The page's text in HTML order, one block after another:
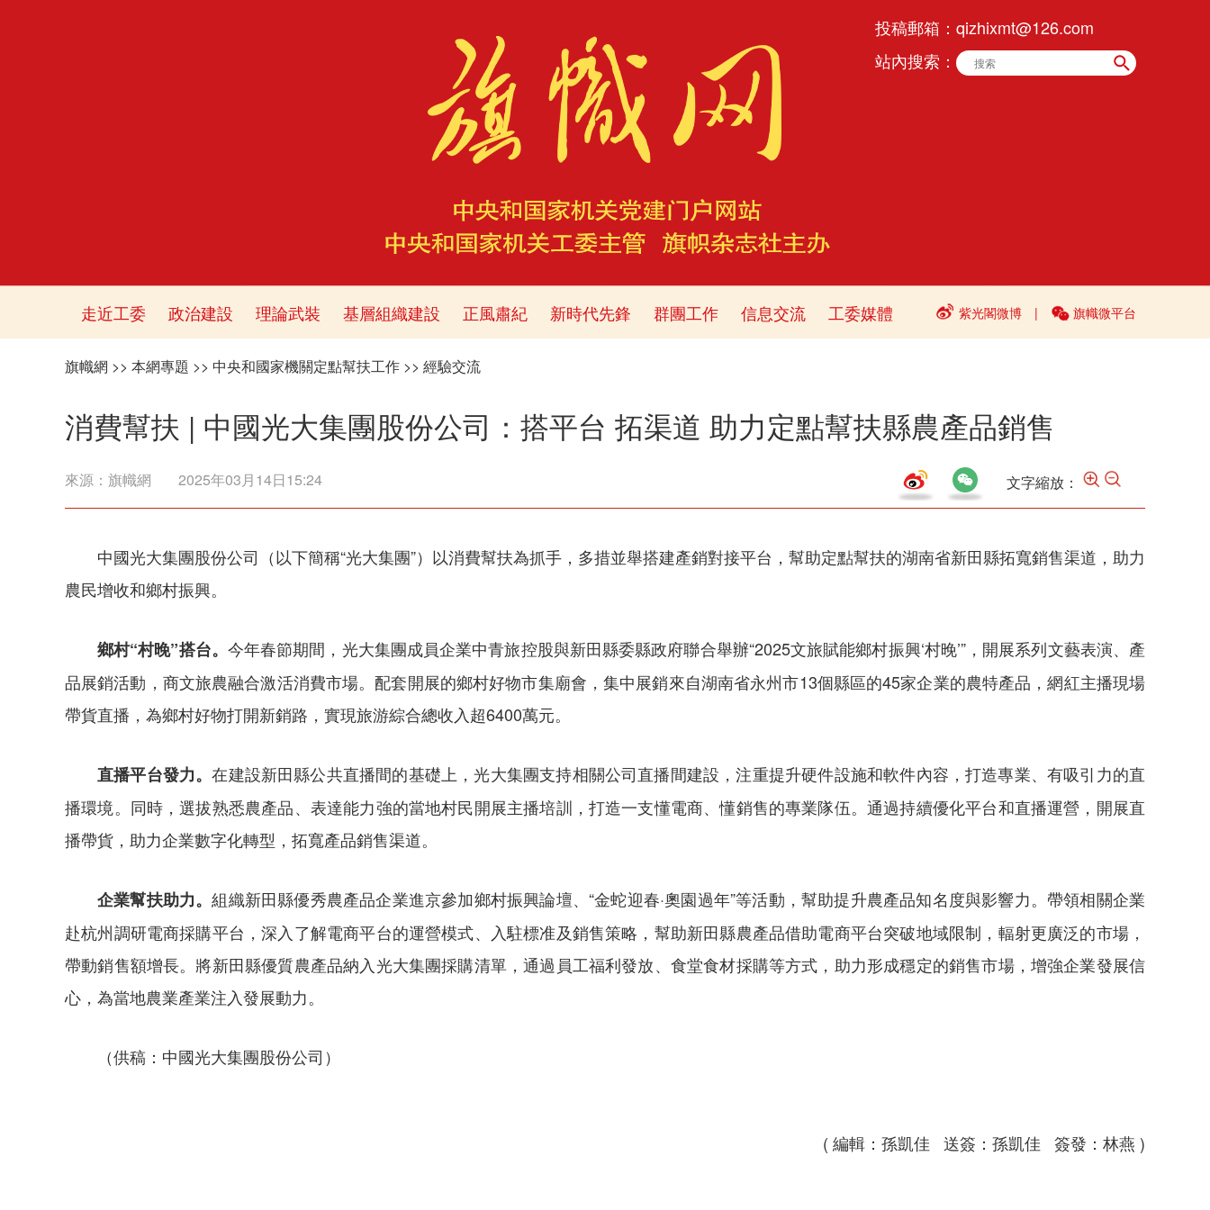
投稿郵箱： qizhixmt@126.com
站內搜索：
走近工委 政治建設 理論武裝 基層組織建設 正風肅紀 新時代先鋒 群團工作 信息交流 工委媒體 紫光閣微博 | 旗幟微平台
旗幟網 >> 本網專題 >> 中央和國家機關定點幫扶工作 >> 經驗交流
消費幫扶 | 中國光大集團股份公司：搭平台 拓渠道 助力定點幫扶縣農產品銷售
來源： 旗幟網 2025年03月14日15:24 文字縮放：
中國光大集團股份公司（以下簡稱“光大集團”）以消費幫扶為抓手，多措並舉搭建產銷對接平台，幫助定點幫扶的湖南省新田縣拓寬銷售渠道，助力
農民增收和鄉村振興。
鄉村“村晚”搭台。 今年春節期間，光大集團成員企業中青旅控股與新田縣委縣政府聯合舉辦“2025文旅賦能鄉村振興‘村晚’”，開展系列文藝表演、產
品展銷活動，商文旅農融合激活消費市場。配套開展的鄉村好物市集廟會，集中展銷來自湖南省永州市13個縣區的45家企業的農特產品，網紅主播現場
帶貨直播，為鄉村好物打開新銷路，實現旅游綜合總收入超6400萬元。
直播平台發力。在建設新田縣公共直播間的基礎上，光大集團支持相關公司直播間建設，注重提升硬件設施和軟件內容，打造專業、有吸引力的直
播環境。同時，選拔熟悉農產品、表達能力強的當地村民開展主播培訓，打造一支懂電商、懂銷售的專業隊伍。通過持續優化平台和直播運營，開展直
播帶貨，助力企業數字化轉型，拓寬產品銷售渠道。
企業幫扶助力。組織新田縣優秀農產品企業進京參加鄉村振興論壇、“金蛇迎春·奧園過年”等活動，幫助提升農產品知名度與影響力。帶領相關企業
赴杭州調研電商採購平台，深入了解電商平台的運營模式、入駐標准及銷售策略，幫助新田縣農產品借助電商平台突破地域限制，輻射更廣泛的市場，
帶動銷售額增長。將新田縣優質農產品納入光大集團採購清單，通過員工福利發放、食堂食材採購等方式，助力形成穩定的銷售市場，增強企業發展信
心，為當地農業產業注入發展動力。
（供稿：中國光大集團股份公司）
( 編輯：孫凱佳 送簽：孫凱佳 簽發：林燕 )